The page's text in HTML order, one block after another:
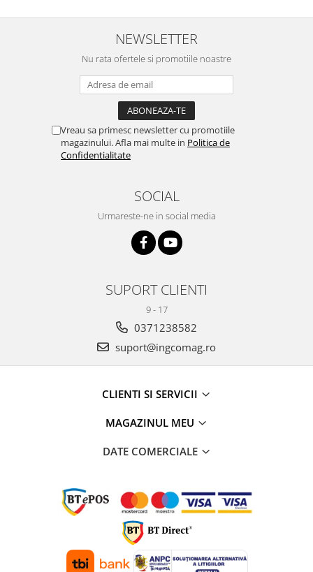
NEWSLETTER
Nu rata ofertele si promotiile noastre
Vreau sa primesc newsletter cu promotiile
magazinului. Afla mai multe in Politica de
Confidentialitate
SOCIAL
Urmareste-ne in social media
SUPORT CLIENTI
9 - 17
0371238582
suport@ingcomag.ro
CLIENTI SI SERVICII
MAGAZINUL MEU
DATE COMERCIALE